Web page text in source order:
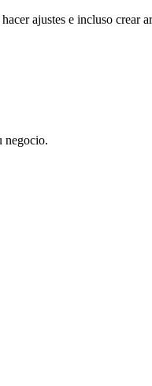
ajustes e incluso crear
negocio.